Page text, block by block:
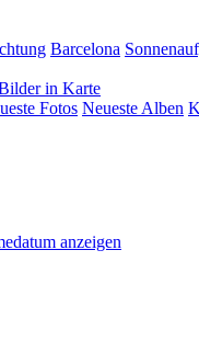
Barcelona
in Karte
Fotos Neueste Alben
anzeigen